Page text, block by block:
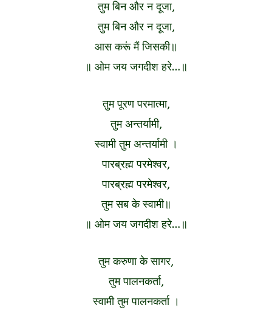
तुम बिन और न दूजा,
तुम बिन और न दूजा,
आस करूं मैं जिसकी॥
॥ ओम जय जगदीश हरे…॥
तुम पूरण परमात्मा,
तुम अन्तर्यामी,
स्वामी तुम अन्तर्यामी ।
पारब्रह्म परमेश्वर,
पारब्रह्म परमेश्वर,
तुम सब के स्वामी॥
॥ ओम जय जगदीश हरे…॥
तुम करुणा के सागर,
तुम पालनकर्ता,
स्वामी तुम पालनकर्ता ।